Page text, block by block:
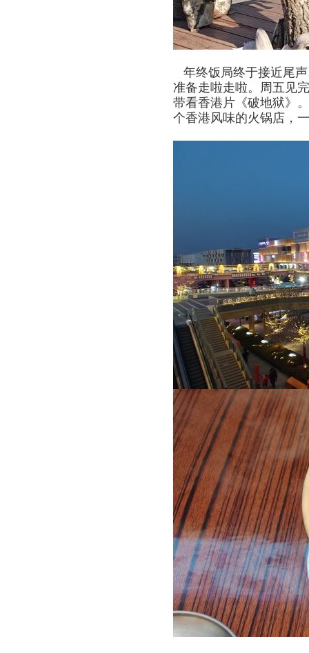
年终饭局终于接近尾
准备走啦走啦。周五见
带看香港片《破地狱》
个香港风味的火锅店，